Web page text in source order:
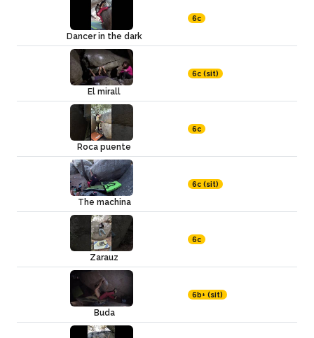
Dancer in the dark
6c
El mirall
6c (sit)
Roca puente
6c
The machina
6c (sit)
Zarauz
6c
Buda
6b+ (sit)